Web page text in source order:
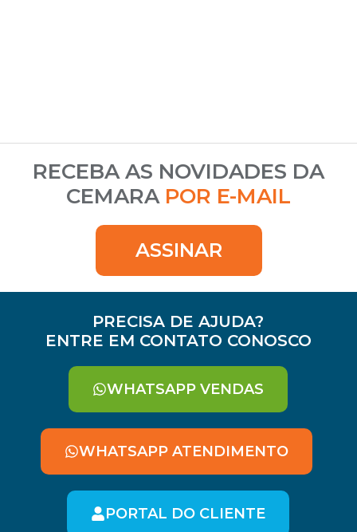
RECEBA AS NOVIDADES DA
CEMARA POR E-MAIL
ASSINAR
PRECISA DE AJUDA?
ENTRE EM CONTATO CONOSCO
WHATSAPP VENDAS
WHATSAPP ATENDIMENTO
PORTAL DO CLIENTE